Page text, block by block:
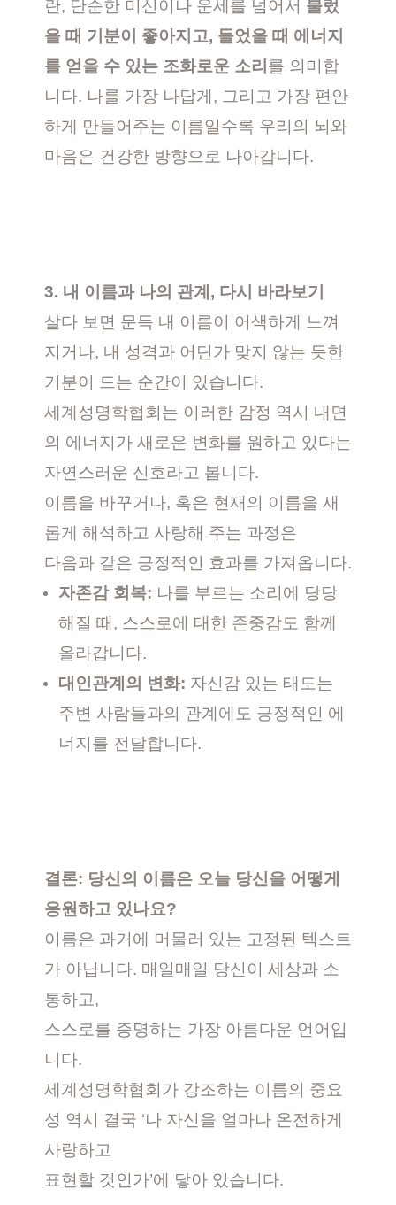
란, 단순한 미신이나 운세를 넘어서 불렀
을 때 기분이 좋아지고, 들었을 때 에너지
를 얻을 수 있는 조화로운 소리 를 의미합
니다. 나를 가장 나답게, 그리고 가장 편안
하게 만들어주는 이름일수록 우리의 뇌와
마음은 건강한 방향으로 나아갑니다.
3. 내 이름과 나의 관계, 다시 바라보기
살다 보면 문득 내 이름이 어색하게 느껴
지거나, 내 성격과 어딘가 맞지 않는 듯한
기분이 드는 순간이 있습니다.
세계성명학협회는 이러한 감정 역시 내면
의 에너지가 새로운 변화를 원하고 있다는
자연스러운 신호라고 봅니다.
이름을 바꾸거나, 혹은 현재의 이름을 새
롭게 해석하고 사랑해 주는 과정은
다음과 같은 긍정적인 효과를 가져옵니다.
자존감 회복: 나를 부르는 소리에 당당
해질 때, 스스로에 대한 존중감도 함께
올라갑니다.
대인관계의 변화: 자신감 있는 태도는
주변 사람들과의 관계에도 긍정적인 에
너지를 전달합니다.
결론: 당신의 이름은 오늘 당신을 어떻게
응원하고 있나요?
이름은 과거에 머물러 있는 고정된 텍스트
가 아닙니다. 매일매일 당신이 세상과 소
통하고,
스스로를 증명하는 가장 아름다운 언어입
니다.
세계성명학협회가 강조하는 이름의 중요
성 역시 결국 ‘나 자신을 얼마나 온전하게
사랑하고
표현할 것인가’에 닿아 있습니다.